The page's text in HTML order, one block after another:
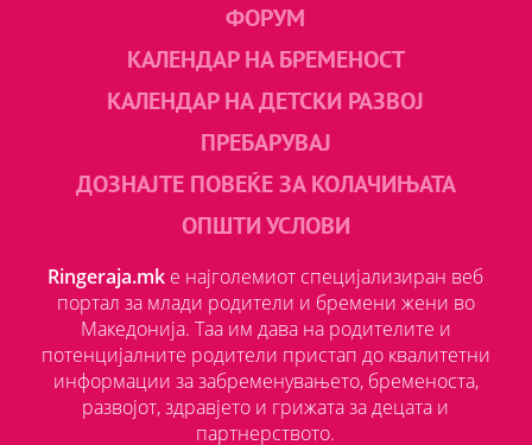
ФОРУМ
КАЛЕНДАР НА БРЕМЕНОСТ
КАЛЕНДАР НА ДЕТСКИ РАЗВОЈ
ПРЕБАРУВАЈ
ДОЗНАЈТЕ ПОВЕЌЕ ЗА КОЛАЧИЊАТА
ОПШТИ УСЛОВИ
Ringeraja.mk е најголемиот специјализиран веб
портал за млади родители и бремени жени во
Македонија. Таа им дава на родителите и
потенцијалните родители пристап до квалитетни
информации за забременувањето, бременоста,
развојот, здравјето и грижата за децата и
партнерството.